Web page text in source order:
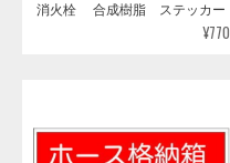
消火栓 合成樹脂 ステッカー
¥770